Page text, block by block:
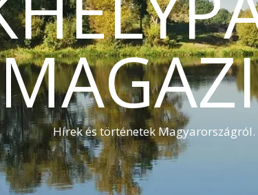
Hírek és történetek Magyarországról.